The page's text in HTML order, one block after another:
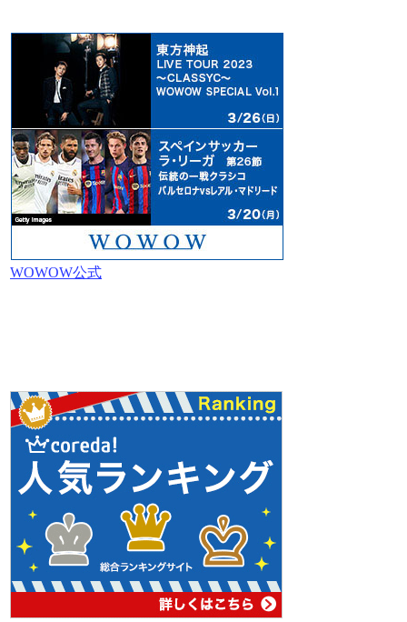
WOWOW公式